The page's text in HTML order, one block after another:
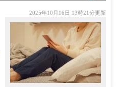
2025年10月16日 13時21分更新